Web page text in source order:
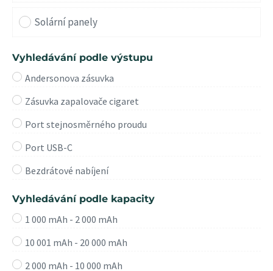
Solární panely
Vyhledávání podle výstupu
Andersonova zásuvka
Zásuvka zapalovače cigaret
Port stejnosměrného proudu
Port USB-C
Bezdrátové nabíjení
Vyhledávání podle kapacity
1 000 mAh - 2 000 mAh
10 001 mAh - 20 000 mAh
2 000 mAh - 10 000 mAh